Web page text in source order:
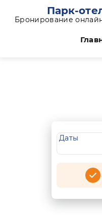
Парк-
Бронирование
Даты